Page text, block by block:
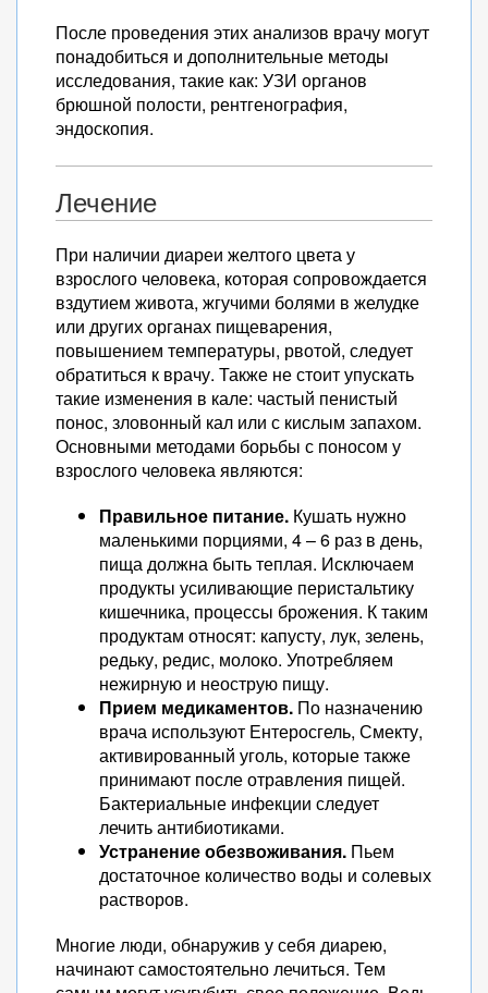
После проведения этих анализов врачу могут
понадобиться и дополнительные методы
исследования, такие как: УЗИ органов
брюшной полости, рентгенография,
эндоскопия.
Лечение
При наличии диареи желтого цвета у
взрослого человека, которая сопровождается
вздутием живота, жгучими болями в желудке
или других органах пищеварения,
повышением температуры, рвотой, следует
обратиться к врачу. Также не стоит упускать
такие изменения в кале: частый пенистый
понос, зловонный кал или с кислым запахом.
Основными методами борьбы с поносом у
взрослого человека являются:
Правильное питание. Кушать нужно
маленькими порциями, 4 – 6 раз в день,
пища должна быть теплая. Исключаем
продукты усиливающие перистальтику
кишечника, процессы брожения. К таким
продуктам относят: капусту, лук, зелень,
редьку, редис, молоко. Употребляем
нежирную и неострую пищу.
Прием медикаментов. По назначению
врача используют Ентеросгель, Смекту,
активированный уголь, которые также
принимают после отравления пищей.
Бактериальные инфекции следует
лечить антибиотиками.
Устранение обезвоживания. Пьем
достаточное количество воды и солевых
растворов.
Многие люди, обнаружив у себя диарею,
начинают самостоятельно лечиться. Тем